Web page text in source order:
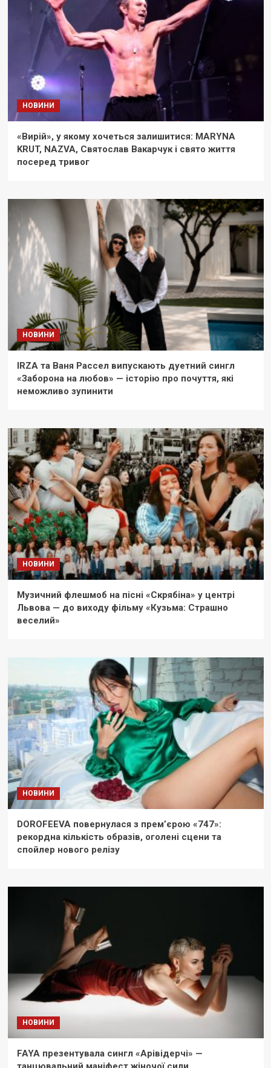
НОВИНИ
«Вирій», у якому хочеться залишитися: MARYNA
KRUT, NAZVA, Святослав Вакарчук і свято життя
посеред тривог
НОВИНИ
IRZA та Ваня Рассел випускають дуетний сингл
«Заборона на любов» — історію про почуття, які
неможливо зупинити
НОВИНИ
Музичний флешмоб на пісні «Скрябіна» у центрі
Львова — до виходу фільму «Кузьма: Страшно
веселий»
НОВИНИ
DOROFEEVA повернулася з прем’єрою «747»:
рекордна кількість образів, оголені сцени та
спойлер нового релізу
НОВИНИ
FAYA презентувала сингл «Арівідерчі» —